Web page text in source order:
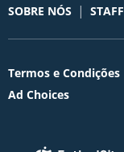
SOBRE NÓS | STAFF
Termos e Condições
Ad Choices